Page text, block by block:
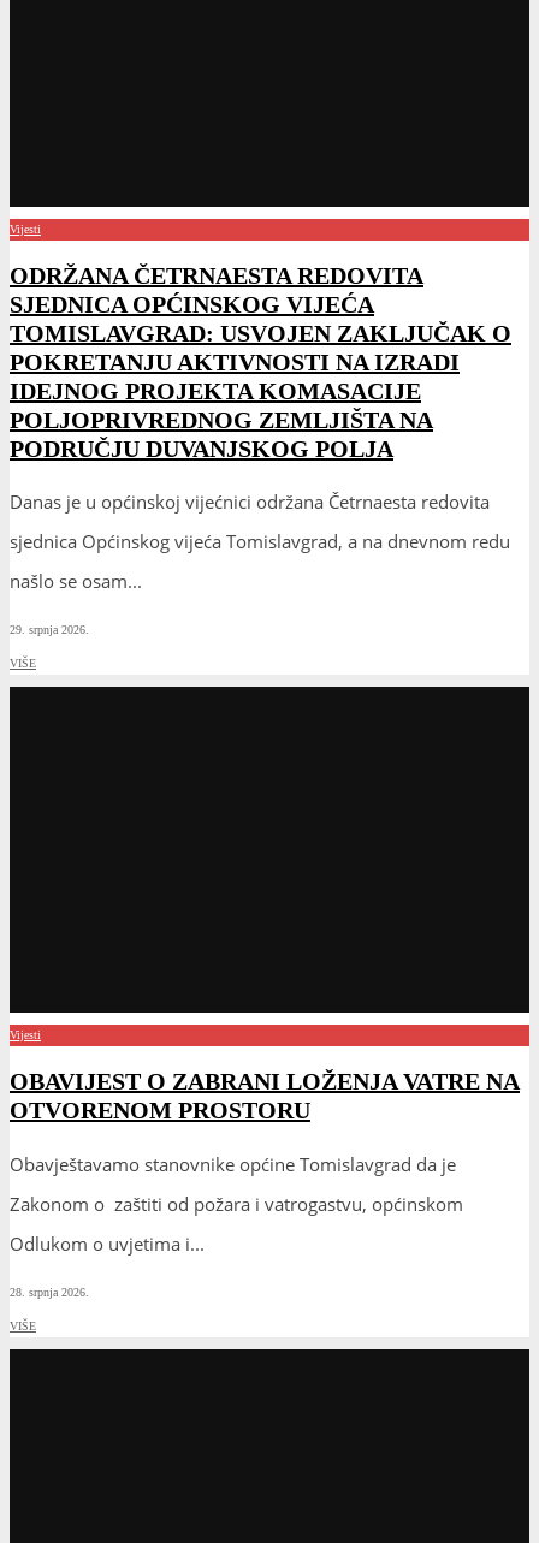
Vijesti
ODRŽANA ČETRNAESTA REDOVITA
SJEDNICA OPĆINSKOG VIJEĆA
TOMISLAVGRAD: USVOJEN ZAKLJUČAK O
POKRETANJU AKTIVNOSTI NA IZRADI
IDEJNOG PROJEKTA KOMASACIJE
POLJOPRIVREDNOG ZEMLJIŠTA NA
PODRUČJU DUVANJSKOG POLJA
Danas je u općinskoj vijećnici održana Četrnaesta redovita
sjednica Općinskog vijeća Tomislavgrad, a na dnevnom redu
našlo se osam...
29. srpnja 2026.
VIŠE
Vijesti
OBAVIJEST O ZABRANI LOŽENJA VATRE NA
OTVORENOM PROSTORU
Obavještavamo stanovnike općine Tomislavgrad da je
Zakonom o zaštiti od požara i vatrogastvu, općinskom
Odlukom o uvjetima i...
28. srpnja 2026.
VIŠE